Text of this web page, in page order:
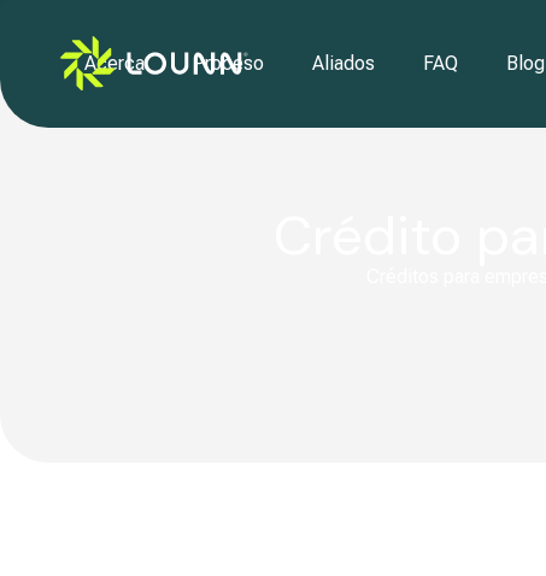
Acerca Proceso Aliados FAQ Blog